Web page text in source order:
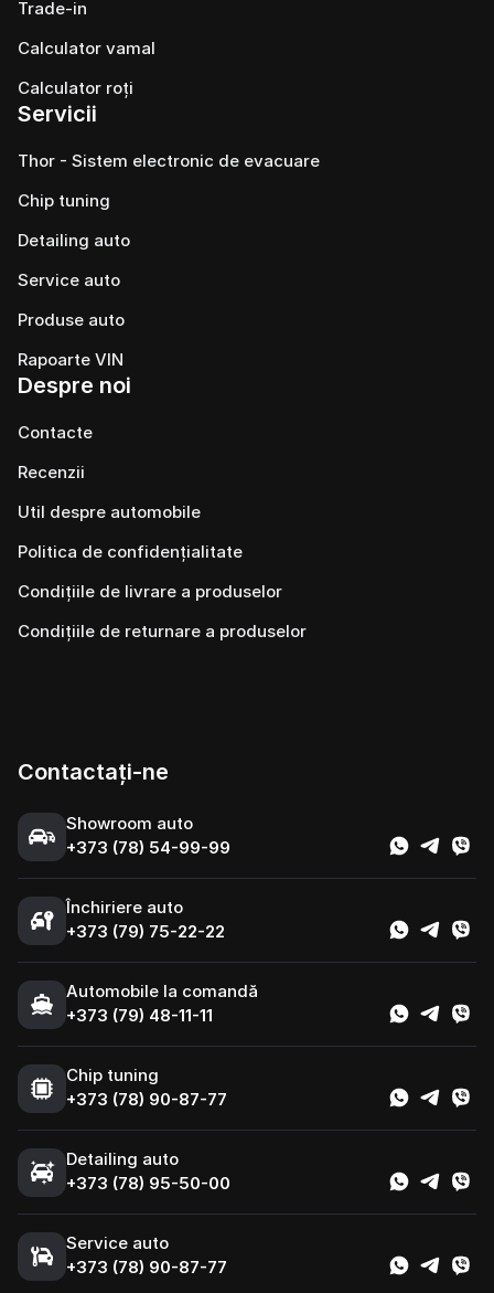
Trade-in
Calculator vamal
Calculator roți
Servicii
Thor - Sistem electronic de evacuare
Chip tuning
Detailing auto
Service auto
Produse auto
Rapoarte VIN
Despre noi
Contacte
Recenzii
Util despre automobile
Politica de confidențialitate
Condițiile de livrare a produselor
Condițiile de returnare a produselor
Contactați-ne
Showroom auto
+373 (78) 54-99-99
Închiriere auto
+373 (79) 75-22-22
Automobile la comandă
+373 (79) 48-11-11
Chip tuning
+373 (78) 90-87-77
Detailing auto
+373 (78) 95-50-00
Service auto
+373 (78) 90-87-77